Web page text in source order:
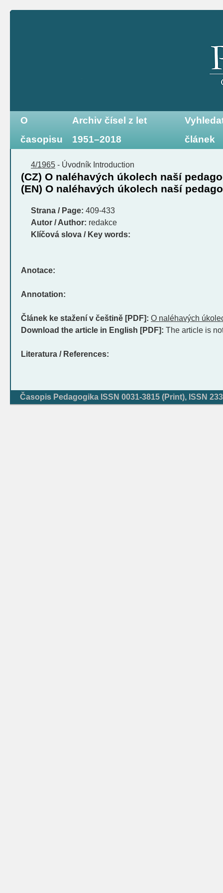
O
časopisu
Archiv čísel z let
1951–2018
článek
4/1965 - Úvodník Introduction
(CZ) O naléhavých úkolech naší
(EN) O naléhavých úkolech naší
Strana / Page: 409-433
Autor / Author: redakce
Klíčová slova / Key words:
Anotace:
Annotation:
Článek ke stažení v češtině [PDF]: O naléhavých
Download the article in English [PDF]: The article is
Literatura / References:
Časopis Pedagogika ISSN 0031-3815 (Print), ISSN